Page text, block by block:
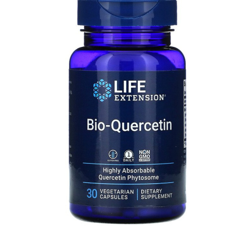
АНАБОЛИЧЕСКИЕ
ДОБАВКИ ДЛЯ СУСТАВОВ И